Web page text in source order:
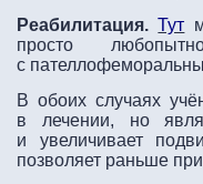
Реабилитация. Тут
просто
с
В обоих случаях
в лечении, но
и увеличивает
позволяет раньше